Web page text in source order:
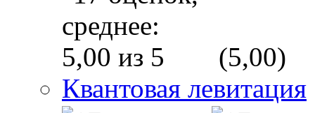
(5,00)
Квантовая левитация